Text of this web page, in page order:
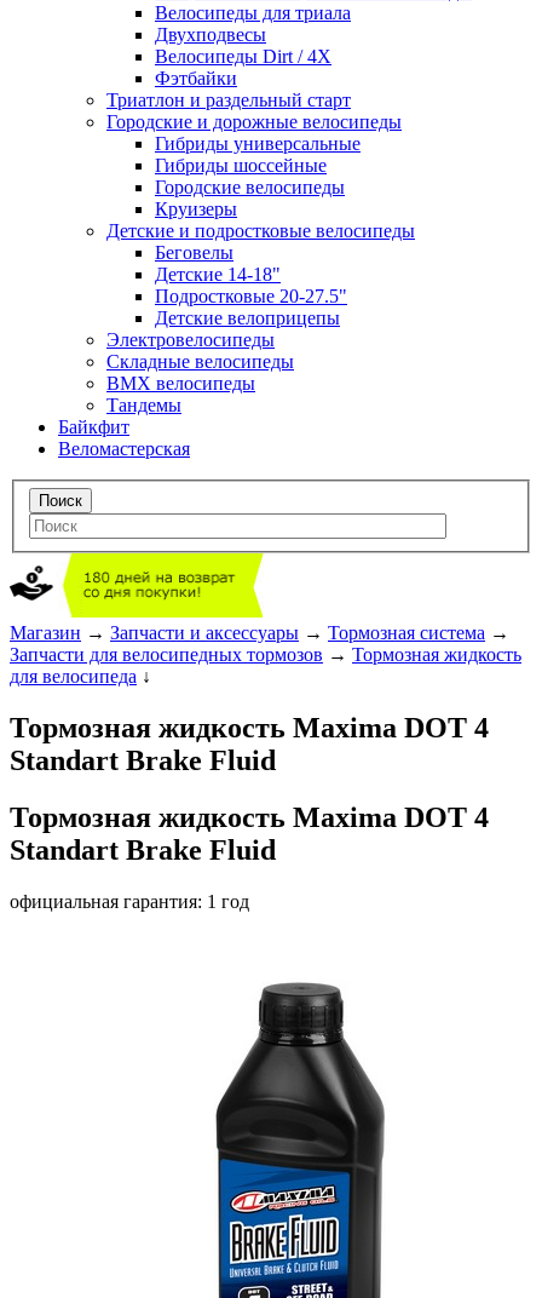
Велосипеды для триала
Двухподвесы
Велосипеды Dirt / 4X
Фэтбайки
Триатлон и раздельный старт
Городские и дорожные велосипеды
Гибриды универсальные
Гибриды шоссейные
Городские велосипеды
Круизеры
Детские и подростковые велосипеды
Беговелы
Детские 14-18"
Подростковые 20-27.5"
Детские велоприцепы
Электровелосипеды
Складные велосипеды
BMX велосипеды
Тандемы
Байкфит
Веломастерская
Магазин → Запчасти и аксессуары → Тормозная система →
Запчасти для велосипедных тормозов → Тормозная жидкость
для велосипеда ↓
Тормозная жидкость Maxima DOT 4
Standart Brake Fluid
Тормозная жидкость Maxima DOT 4
Standart Brake Fluid
официальная гарантия: 1 год